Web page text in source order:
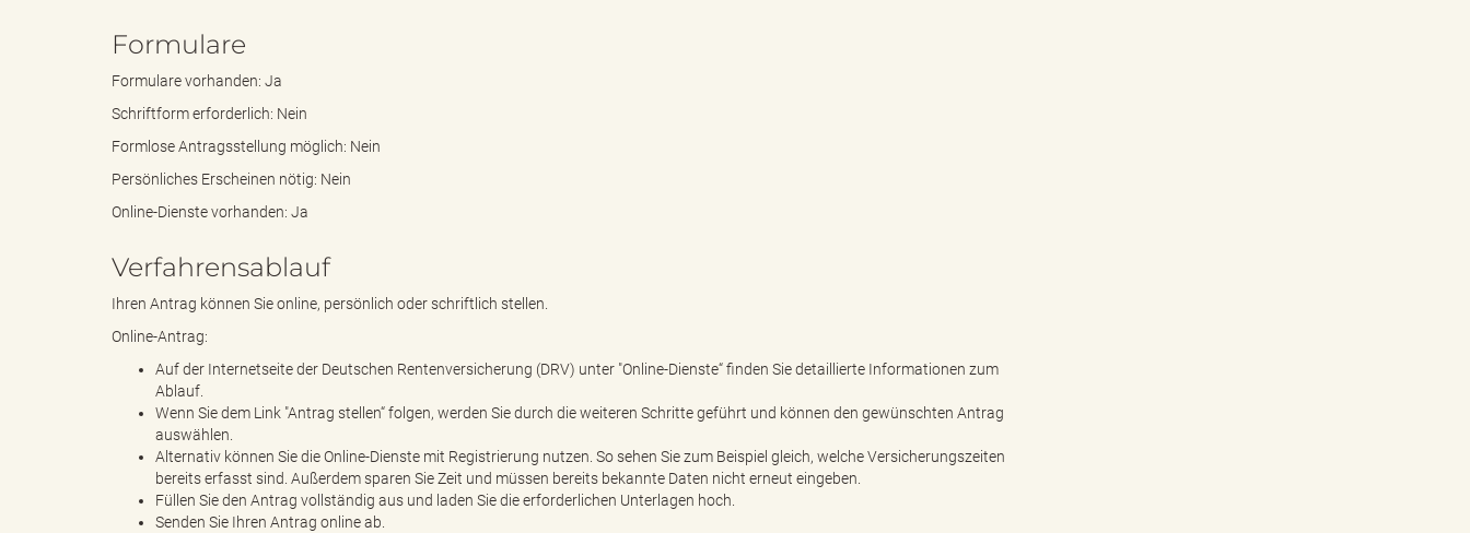
e
"
.
Formulare
Formulare vorhanden: Ja
Schriftform erforderlich: Nein
Formlose Antragsstellung möglich: Nein
Persönliches Erscheinen nötig: Nein
Online-Dienste vorhanden: Ja
Verfahrensablauf
Ihren Antrag können Sie online, persönlich oder schriftlich stellen.
Online-Antrag:
Auf der Internetseite der Deutschen Rentenversicherung (DRV) unter "Online-Dienste“ finden Sie detaillierte Informationen zum
Ablauf.
Wenn Sie dem Link "Antrag stellen“ folgen, werden Sie durch die weiteren Schritte geführt und können den gewünschten Antrag
auswählen.
Alternativ können Sie die Online-Dienste mit Registrierung nutzen. So sehen Sie zum Beispiel gleich, welche Versicherungszeiten
bereits erfasst sind. Außerdem sparen Sie Zeit und müssen bereits bekannte Daten nicht erneut eingeben.
Füllen Sie den Antrag vollständig aus und laden Sie die erforderlichen Unterlagen hoch.
Senden Sie Ihren Antrag online ab.